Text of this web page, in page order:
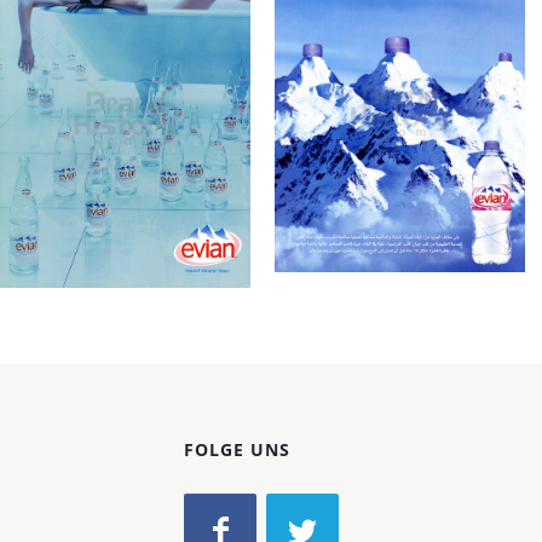
Konzerne
Epoche
evian
Evian Mineral Water
2007
Bild-ID: 19928
evian
Evian Mineral Water
2008
Bild-ID: 60508
FOLGE UNS